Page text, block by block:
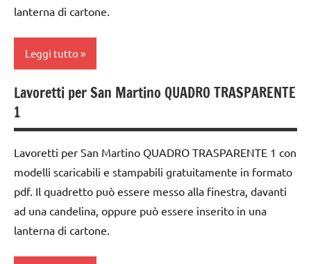
Martino
Steiner
tecniche
TUTTI GLI
PER ETA'
TUTTI GLI
DOWNLOAD
FESTE
DELL'ANNO
DIDATTICA
papercutting
San
Martino
STAGIONI
cartamodelli
3a
4a
classe
dai
6
anni
DOWNLOAD
FESTE
lanterna di cartone.
Leggi tutto
ARTE
Waldorf
carta
cartamodelli
classe
Lavoretti per San Martino QUADRO TRASPARENTE
1
Lavoretti per San Martino QUADRO TRASPARENTE 1 con
modelli scaricabili e stampabili gratuitamente in formato
pdf. Il quadretto può essere messo alla finestra, davanti
ad una candelina, oppure può essere inserito in una
lanterna di cartone.